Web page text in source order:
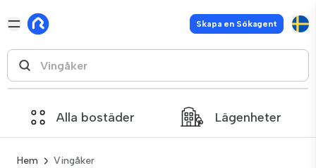
Skapa en Sökagent
Alla bostäder Lägenheter
Hem Vingåker